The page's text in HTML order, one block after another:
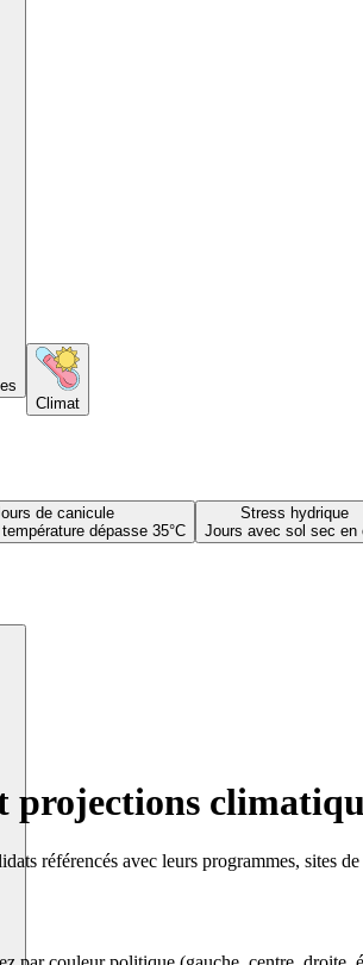
Climat
de canicule
dépasse 35°C
Stress hydrique
Jours avec sol sec en
projections
référencés avec leurs programmes, sites